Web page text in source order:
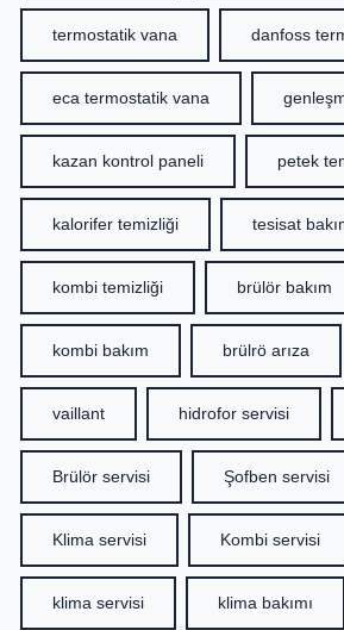
termostatik vana danfoss
eca termostatik vana
kazan kontrol paneli petek
kalorifer temizliği tesisat
kombi temizliği brülör bakım
kombi bakım brülrö arıza
vaillant hidrofor servisi
Brülör servisi Şofben servisi
Klima servisi Kombi servisi
klima servisi klima bakımı